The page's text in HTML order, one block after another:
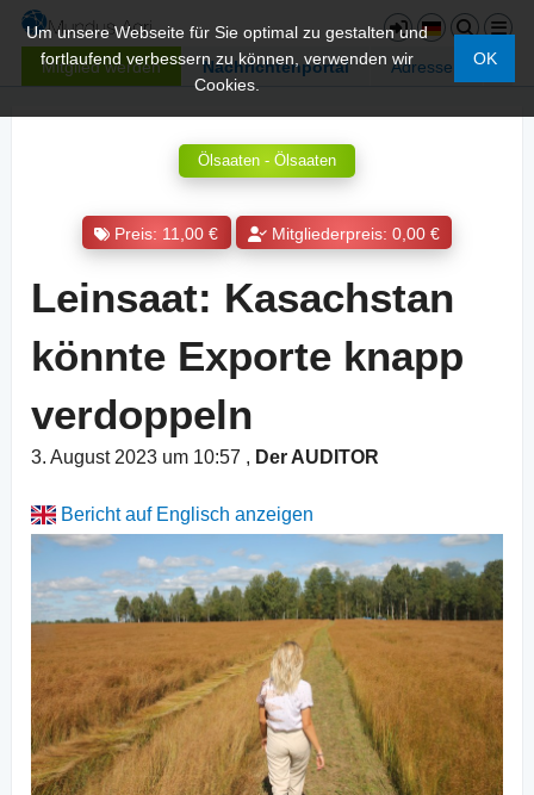
Mitglied werden Nachrichtenportal Adressen
Um unsere Webseite für Sie optimal zu gestalten und
fortlaufend verbessern zu können, verwenden wir
Cookies.
OK
Ölsaaten - Ölsaaten
Preis: 11,00 € Mitgliederpreis: 0,00 €
Leinsaat: Kasachstan
könnte Exporte knapp
verdoppeln
3. August 2023 um 10:57 , Der AUDITOR
Bericht auf Englisch anzeigen